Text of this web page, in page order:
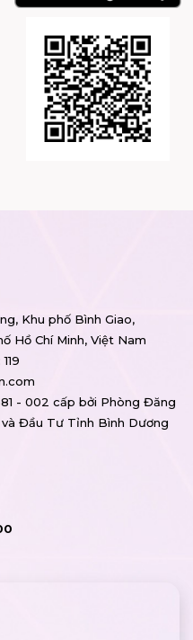
Khu phố Bình Giao,
Hồ Chí Minh, Việt Nam
- 002 cấp bởi Phòng Đăng
Đầu Tư Tỉnh Bình Dương